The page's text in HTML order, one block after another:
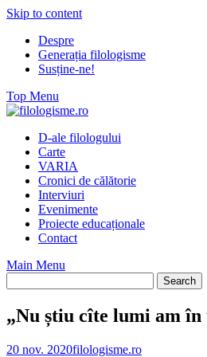
Skip to content
Despre
Generația filologisme
Susține-ne!
Top Menu
D-ale filologului
Carte
VARIA
Cronici de călătorie
Interviuri
Evenimente
Proiecte educaționale
Contact
Main Menu
„Nu știu cîte lumi am
20 nov. 2020filologisme.ro